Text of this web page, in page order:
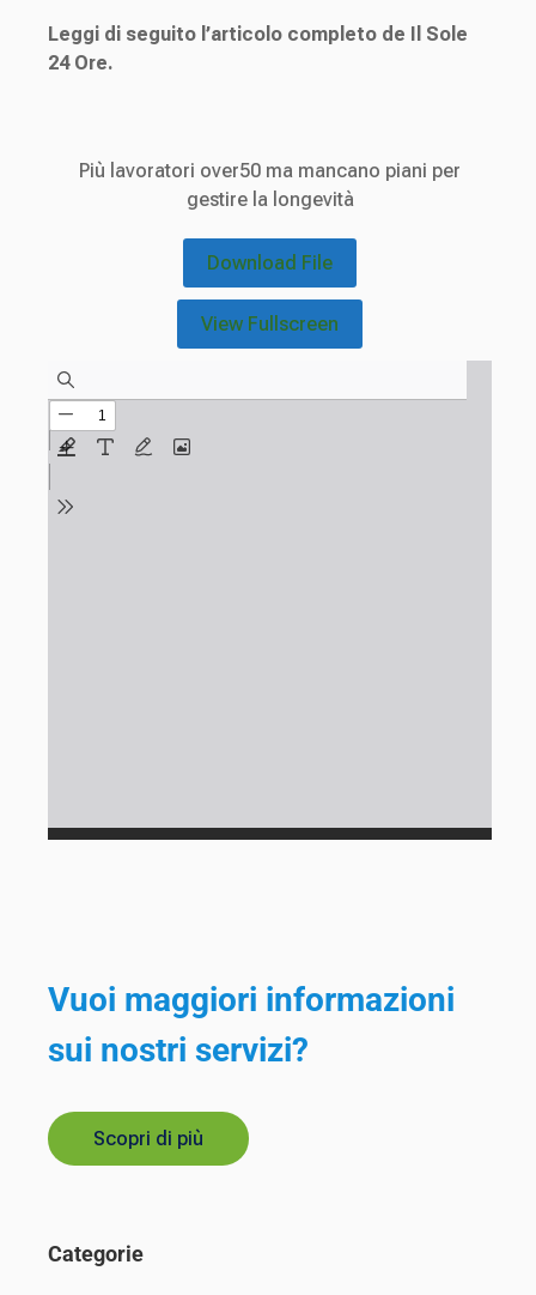
Leggi di seguito l’articolo completo de Il Sole
24 Ore.
Più lavoratori over50 ma mancano piani per
gestire la longevità
Download File
View Fullscreen
Vuoi maggiori informazioni
sui nostri servizi?
Scopri di più
Categorie